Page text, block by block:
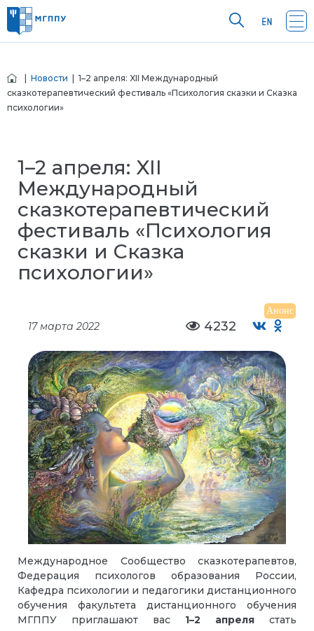
Новости | 1–2 апреля: XII Международный
сказкотерапевтический фестиваль «Психология сказки и Сказка
психологии»
1–2 апреля: XII
Международный
сказкотерапевтический
фестиваль «Психология
сказки и Сказка
психологии»
Анонс
17 марта 2022 4232
Международное Сообщество сказкотерапевтов,
Федерация психологов образования России,
Кафедра психологии и педагогики дистанционного
обучения факультета дистанционного обучения
МГППУ приглашают вас 1–2 апреля стать